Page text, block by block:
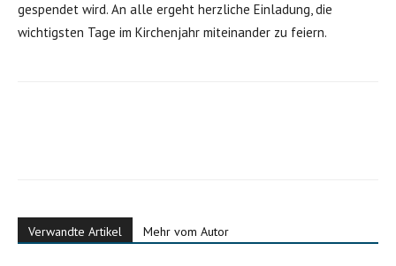
gespendet wird. An alle ergeht herzliche Einladung, die
wichtigsten Tage im Kirchenjahr miteinander zu feiern.
Verwandte Artikel Mehr vom Autor